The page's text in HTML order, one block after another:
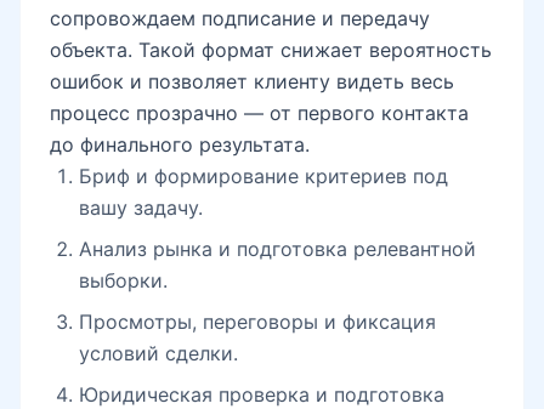
сопровождаем подписание и передачу
объекта. Такой формат снижает вероятность
ошибок и позволяет клиенту видеть весь
процесс прозрачно — от первого контакта
до финального результата.
Бриф и формирование критериев под
вашу задачу.
Анализ рынка и подготовка релевантной
выборки.
Просмотры, переговоры и фиксация
условий сделки.
Юридическая проверка и подготовка